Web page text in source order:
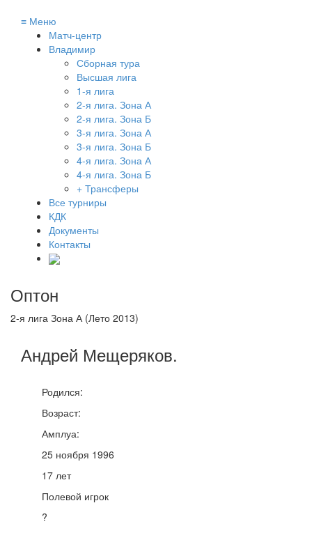
≡ Меню
Матч-центр
Владимир
Сборная тура
Высшая лига
1-я лига
2-я лига. Зона А
2-я лига. Зона Б
3-я лига. Зона А
3-я лига. Зона Б
4-я лига. Зона А
4-я лига. Зона Б
+ Трансферы
Все турниры
КДК
Документы
Контакты
Оптон
2-я лига Зона А (Лето 2013)
Андрей Мещеряков.
Родился:
Возраст:
Амплуа:
25 ноября 1996
17 лет
Полевой игрок
?